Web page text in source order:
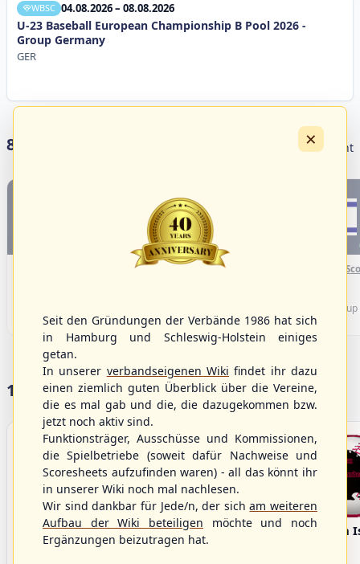
WBSC 04.08.2026 – 08.08.2026
U-23 Baseball European Championship B Pool 2026 -
Group Germany
GER
8 Livestreams heute Livestream Übersicht
(F)
Box-Score
Germany
WBSC Europe
15:40 Uhr Box-
Championship B Pool 2026 - Group
Spain
17 Vereine im S/HBV
Bargenstedt
Beavers
Elmshorn Alligators Fehmarn
×
Seit den Gründungen der Verbände 1986 hat sich
in Hamburg und Schleswig-Holstein einiges
getan.
In unserer verbandseigenen Wiki findet ihr dazu
einen ziemlich guten Überblick über die Vereine,
die es mal gab und die, die dazugekommen bzw.
jetzt noch aktiv sind.
Funktionsträger, Ausschüsse und Kommissionen,
die Spielbetriebe (soweit dafür Nachweise und
Scoresheets aufzufinden waren) - all das könnt ihr
in unserer Wiki noch mal nachlesen.
Wir sind dankbar für Jede/n, der sicham weiteren
Aufbau der Wiki beteiligen möchte und noch
Ergänzungen beizutragen hat.